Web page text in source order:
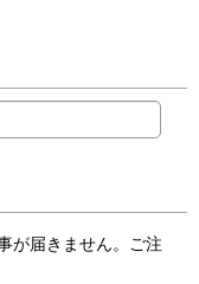
が届きません。ご注